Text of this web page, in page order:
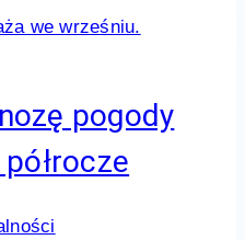
pogody